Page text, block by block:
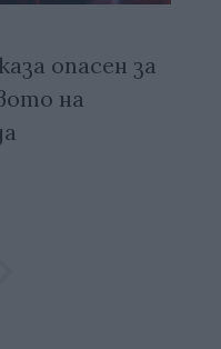
опасен за
на